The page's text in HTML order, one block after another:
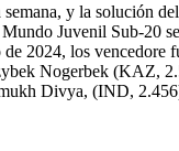
semana, y la solución
Juvenil Sub-20
2024, los vencedore
Nogerbek (KAZ,
Divya, (IND,